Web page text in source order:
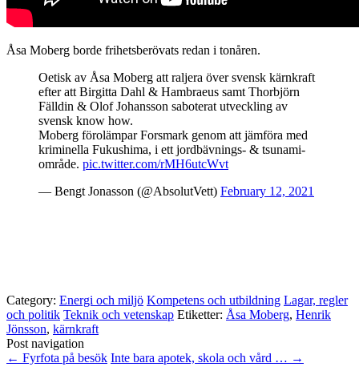
Åsa Moberg borde frihetsberövats redan i tonåren.
Oetisk av Åsa Moberg att raljera över svensk kärnkraft
efter att Birgitta Dahl & Hambraeus samt Thorbjörn
Fälldin & Olof Johansson saboterat utveckling av
svensk know how.
Moberg förolämpar Forsmark genom att jämföra med
kriminella Fukushima, i ett jordbävnings- & tsunami-
område. pic.twitter.com/rMH6utcWvt
— Bengt Jonasson (@AbsolutVett) February 12, 2021
Category: Energi och miljö Kompetens och utbildning Lagar, regler
och politik Teknik och vetenskap Etiketter: Åsa Moberg, Henrik
Jönsson, kärnkraft
Post navigation
← Fyrfota på besök Inte bara apotek, skola och vård … →